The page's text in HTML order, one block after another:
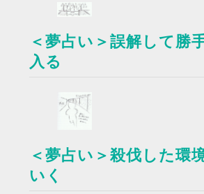
＜夢占い＞誤解して勝
入る
＜夢占い＞殺伐した環
いく